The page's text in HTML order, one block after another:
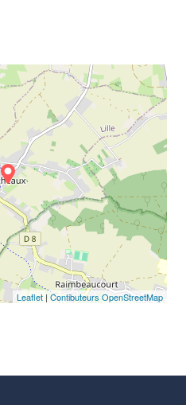
Leaflet|Contibuteurs OpenStreetMap